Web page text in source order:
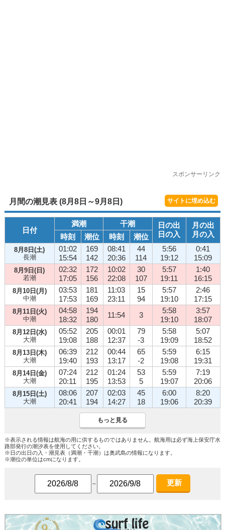
スポンサーリンク
月間の潮見表 (8月8日～9月8日) サイトに埋め込む
日付
満潮 干潮
日の出
日の入
月の出
月の入
時刻 潮位 時刻 潮位
8月8日(土)
長潮
01:02
15:54
169
142
08:41
20:36
44
114
5:56
19:12
0:41
15:09
8月9日(日)
若潮
02:32
17:05
172
156
10:02
22:08
30
107
5:57
19:11
1:40
16:15
8月10日(月)
中潮
03:53
17:53
181
169
11:03
23:11
15
94
5:57
19:10
2:46
17:15
8月11日(火)
中潮
04:58
18:32
194
180
11:54 3
5:58
19:10
3:57
18:07
8月12日(水)
大潮
05:52
19:08
205
188
00:01
12:37
79
-3
5:58
19:09
5:07
18:52
8月13日(木)
大潮
06:39
19:40
212
193
00:44
13:17
65
-2
5:59
19:08
6:15
19:31
8月14日(金)
大潮
07:24
20:11
212
195
01:24
13:53
53
5
5:59
19:07
7:19
20:06
8月15日(土)
大潮
08:06
20:41
207
194
02:03
14:27
45
18
6:00
19:06
8:20
20:39
もっと見る
※表示される情報は航海の用に供するものではありません。航海用は必ず海上保安庁水
路部発行の潮汐表を使用してください。
※日の出日の入・潮見表（満潮・干潮）は奥武島の情報になります。
※潮位の単位はcmになります。
～ 更新